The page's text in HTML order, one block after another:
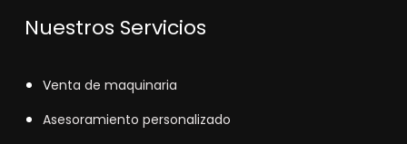
Nuestros Servicios
Venta de maquinaria
Asesoramiento personalizado